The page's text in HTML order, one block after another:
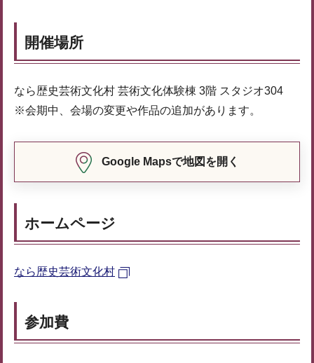
開催場所
なら歴史芸術文化村 芸術文化体験棟 3階 スタジオ304
※会期中、会場の変更や作品の追加があります。
Google Mapsで地図を開く
ホームページ
なら歴史芸術文化村
参加費